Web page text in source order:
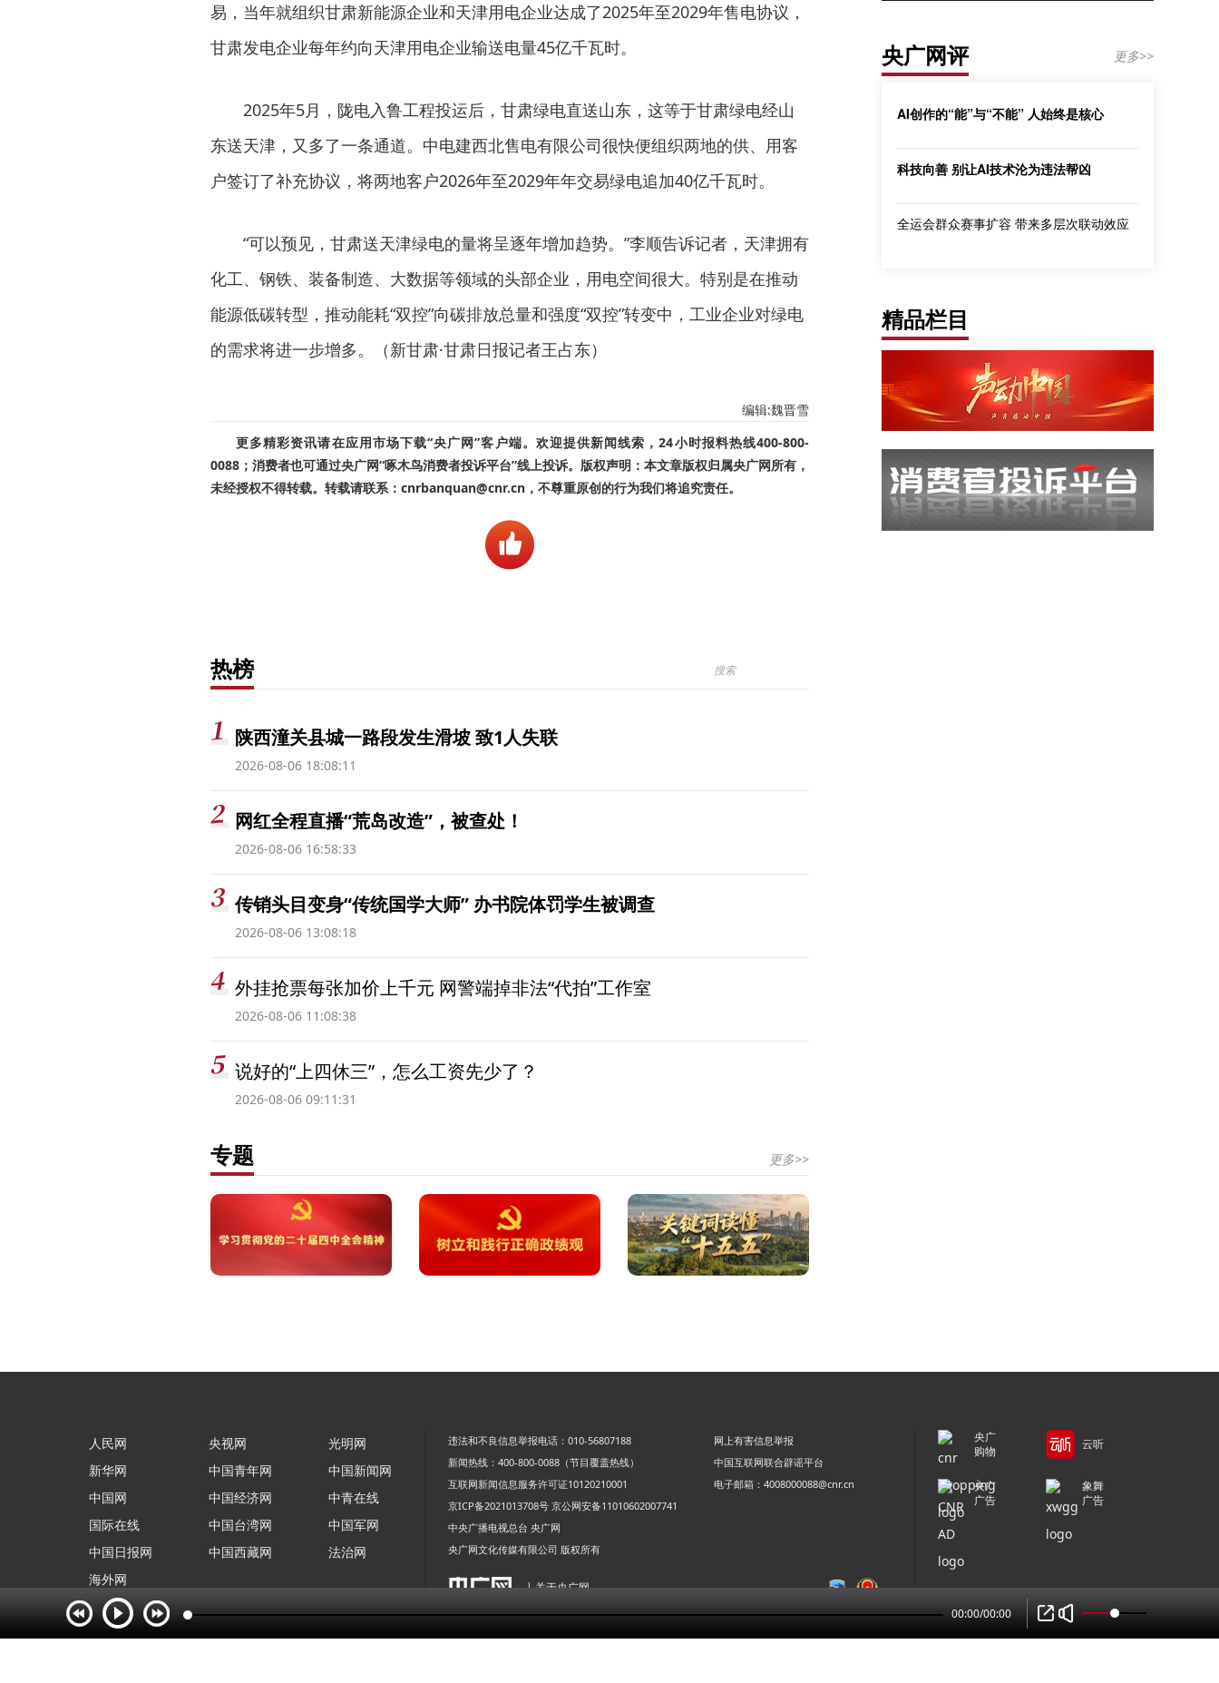
易，当年就组织甘肃新能源企业和天津用电企业达成了2025年至2029年售电协议，
甘肃发电企业每年约向天津用电企业输送电量45亿千瓦时。
2025年5月，陇电入鲁工程投运后，甘肃绿电直送山东，这等于甘肃绿电经山
东送天津，又多了一条通道。中电建西北售电有限公司很快便组织两地的供、用客
户签订了补充协议，将两地客户2026年至2029年年交易绿电追加40亿千瓦时。
“可以预见，甘肃送天津绿电的量将呈逐年增加趋势。”李顺告诉记者，天津拥有
化工、钢铁、装备制造、大数据等领域的头部企业，用电空间很大。特别是在推动
能源低碳转型，推动能耗“双控”向碳排放总量和强度“双控”转变中，工业企业对绿电
的需求将进一步增多。（新甘肃·甘肃日报记者王占东）
编辑:魏晋雪
更多精彩资讯请在应用市场下载“央广网”客户端。欢迎提供新闻线索，24小时报料热线400-800-
0088；消费者也可通过央广网“啄木鸟消费者投诉平台”线上投诉。版权声明：本文章版权归属央广网所有，
未经授权不得转载。转载请联系：cnrbanquan@cnr.cn，不尊重原创的行为我们将追究责任。
热榜
陕西潼关县城一路段发生滑坡 致1人失联
2026-08-06 18:08:11
网红全程直播“荒岛改造”，被查处！
2026-08-06 16:58:33
传销头目变身“传统国学大师” 办书院体罚学生被调查
2026-08-06 13:08:18
外挂抢票每张加价上千元 网警端掉非法“代拍”工作室
2026-08-06 11:08:38
说好的“上四休三”，怎么工资先少了？
2026-08-06 09:11:31
专题 更多>>
央广网评 更多>>
AI创作的“能”与“不能” 人始终是核心
科技向善 别让AI技术沦为违法帮凶
全运会群众赛事扩容 带来多层次联动效应
精品栏目
人民网
新华网
中国网
国际在线
中国日报网
海外网
央视网
中国青年网
中国经济网
中国台湾网
中国西藏网
光明网
中国新闻网
中青在线
中国军网
法治网
违法和不良信息举报电话：010-56807188
网上有害信息举报
新闻热线：400-800-0088（节目覆盖热线）
中国互联网联合辟谣平台
互联网新闻信息服务许可证10120210001
电子邮箱：4008000088@cnr.cn
京ICP备2021013708号 京公网安备11010602007741
中央广播电视总台 央广网
央广网文化传媒有限公司 版权所有
| 关于央广网
央广
购物
云听
央广
广告
象舞
广告
00:00/00:00